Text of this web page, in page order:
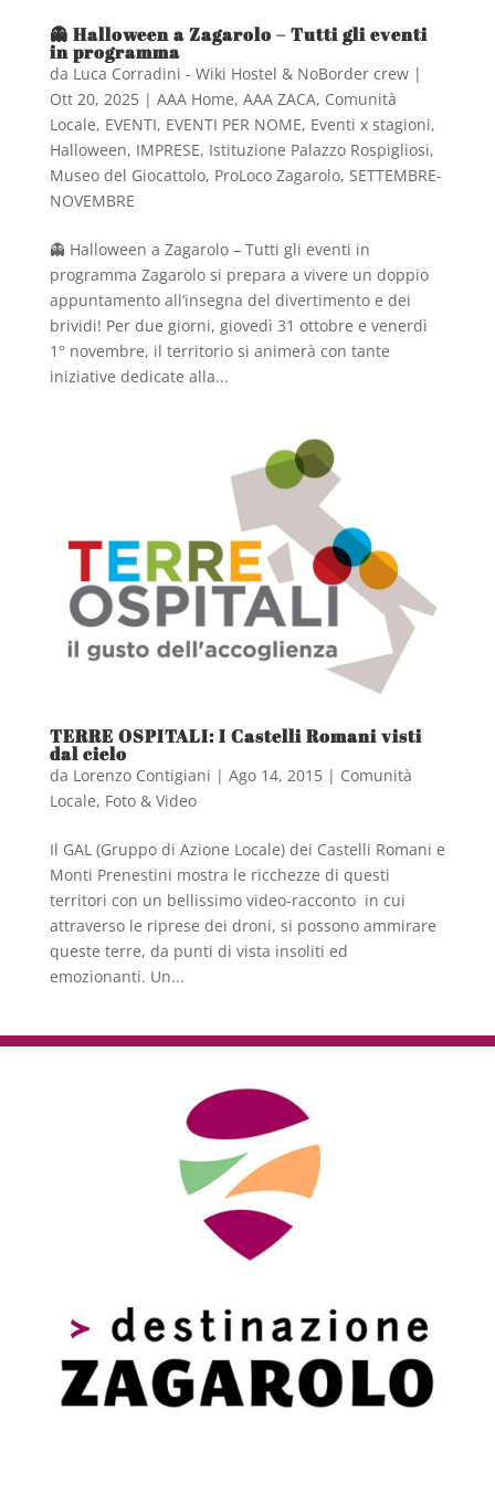
👻 Halloween a Zagarolo – Tutti gli eventi
in programma
da Luca Corradini - Wiki Hostel & NoBorder crew|
Ott 20, 2025| AAA Home, AAA ZACA, Comunità
Locale, EVENTI, EVENTI PER NOME, Eventi x stagioni,
Halloween, IMPRESE, Istituzione Palazzo Rospigliosi,
Museo del Giocattolo, ProLoco Zagarolo, SETTEMBRE-
NOVEMBRE
👻 Halloween a Zagarolo – Tutti gli eventi in
programma Zagarolo si prepara a vivere un doppio
appuntamento all’insegna del divertimento e dei
brividi! Per due giorni, giovedì 31 ottobre e venerdì
1° novembre, il territorio si animerà con tante
iniziative dedicate alla...
TERRE OSPITALI: I Castelli Romani visti
dal cielo
da Lorenzo Contigiani | Ago 14, 2015| Comunità
Locale, Foto & Video
Il GAL (Gruppo di Azione Locale) dei Castelli Romani e
Monti Prenestini mostra le ricchezze di questi
territori con un bellissimo video-racconto in cui
attraverso le riprese dei droni, si possono ammirare
queste terre, da punti di vista insoliti ed
emozionanti. Un...